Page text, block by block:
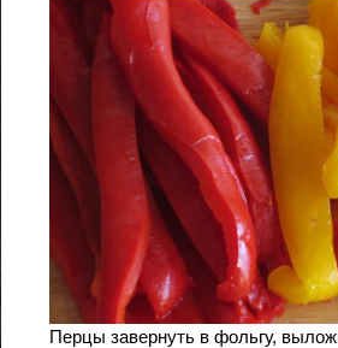
Перцы завернуть в фольгу,